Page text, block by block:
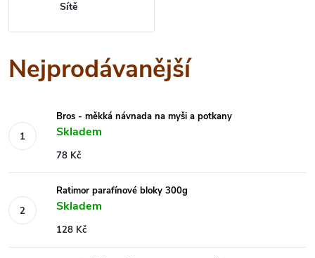
Sítě
Nejprodávanější
Bros - měkká návnada na myši a potkany
Skladem
78 Kč
Ratimor parafínové bloky 300g
Skladem
128 Kč